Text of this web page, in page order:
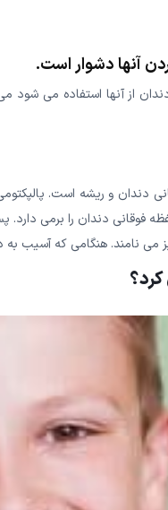
آنها دشوار است.
از آنها استفاده می
دندان و ریشه است.
دندان را برمی
نیز می نامند. هنگامی که
کرد؟